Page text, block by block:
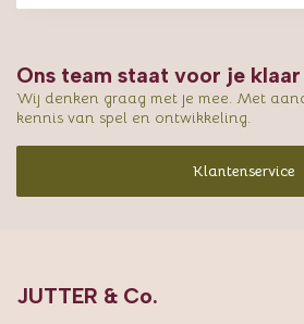
Ons team staat voor je klaar
Wij denken graag met je mee. Met
kennis van spel en ontwikkeling.
Klantenservice
JUTTER & Co.